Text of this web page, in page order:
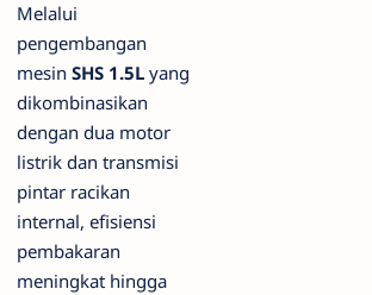
Melalui
pengembangan
mesin SHS 1.5L yang
dikombinasikan
dengan dua motor
listrik dan transmisi
pintar racikan
internal, efisiensi
pembakaran
meningkat hingga